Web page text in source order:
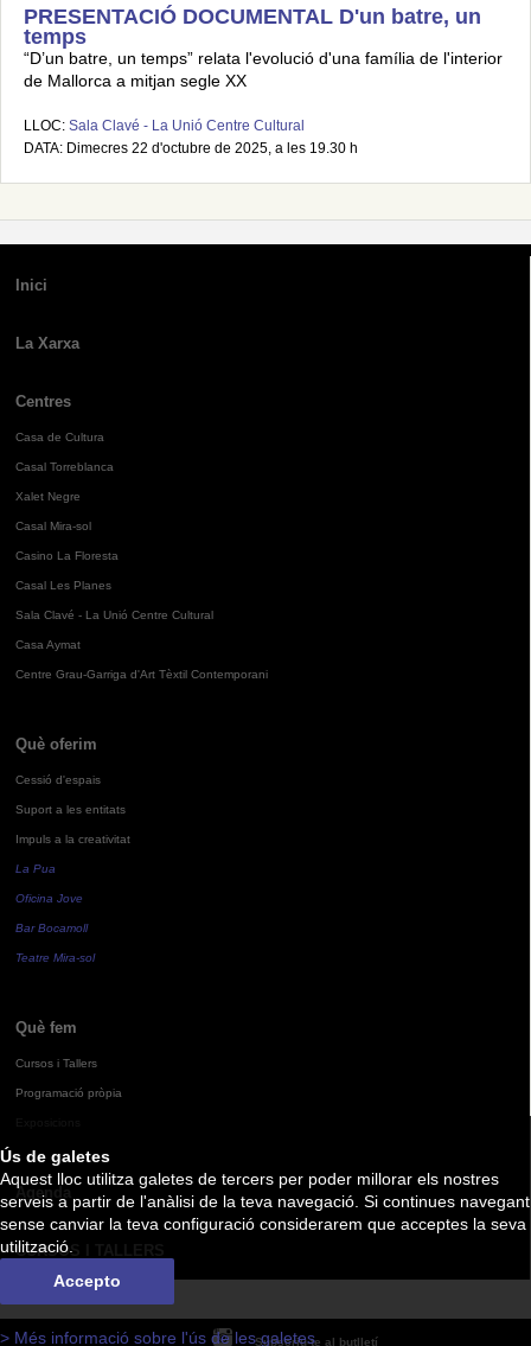
Ús de galetes
Aquest lloc utilitza galetes de tercers per poder millorar els nostres
serveis a partir de l'anàlisi de la teva navegació. Si continues navegant
sense canviar la teva configuració considerarem que acceptes la seva
utilització.
Accepto
> Més informació sobre l'ús de les galetes
PRESENTACIÓ DOCUMENTAL D'un batre, un
temps
“D’un batre, un temps” relata l'evolució d'una família de l'interior
de Mallorca a mitjan segle XX
LLOC: Sala Clavé - La Unió Centre Cultural
DATA: Dimecres 22 d'octubre de 2025, a les 19.30 h
Inici
La Xarxa
Centres
Casa de Cultura
Casal Torreblanca
Xalet Negre
Casal Mira-sol
Casino La Floresta
Casal Les Planes
Sala Clavé - La Unió Centre Cultural
Casa Aymat
Centre Grau-Garriga d'Art Tèxtil Contemporani
Què oferim
Cessió d'espais
Suport a les entitats
Impuls a la creativitat
La Pua
Oficina Jove
Bar Bocamoll
Teatre Mira-sol
Què fem
Cursos i Tallers
Programació pròpia
Agenda
CURSOS I TALLERS
Subscriu-te al butlletí